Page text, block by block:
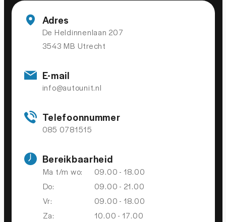
Volledig digitaal instrumentenpaneel
Bluetooth
centrale vergrendeling met afstandsbediening
Connected services
electronic climate control
Oplaadmogelijkheid
sportstuur leder
stuur leder
stuur multifunctioneel
Variabele stuuroverbrenging
Adres
De Heldinnenlaan 207
3543 MB Utrecht
E-mail
info@autounit.nl
Telefoonnummer
085 0781515
Bereikbaarheid
Ma t/m wo:
09.00 - 18.00
Do:
09.00 - 21.00
Vr:
09.00 - 18.00
Za:
10.00 - 17.00